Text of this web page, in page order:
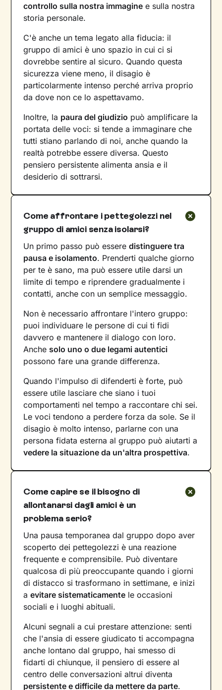
controllo sulla nostra immagine e sulla nostra
storia personale.
C'è anche un tema legato alla fiducia: il
gruppo di amici è uno spazio in cui ci si
dovrebbe sentire al sicuro. Quando questa
sicurezza viene meno, il disagio è
particolarmente intenso perché arriva proprio
da dove non ce lo aspettavamo.
Inoltre, la paura del giudizio può amplificare la
portata delle voci: si tende a immaginare che
tutti stiano parlando di noi, anche quando la
realtà potrebbe essere diversa. Questo
pensiero persistente alimenta ansia e il
desiderio di sottrarsi.
Come affrontare i pettegolezzi nel
gruppo di amici senza isolarsi?
Un primo passo può esseredistinguere tra
pausa e isolamento. Prenderti qualche giorno
per te è sano, ma può essere utile darsi un
limite di tempo e riprendere gradualmente i
contatti, anche con un semplice messaggio.
Non è necessario affrontare l'intero gruppo:
puoi individuare le persone di cui ti fidi
davvero e mantenere il dialogo con loro.
Anche solo uno o due legami autentici
possono fare una grande differenza.
Quando l'impulso di difenderti è forte, può
essere utile lasciare che siano i tuoi
comportamenti nel tempo a raccontare chi sei.
Le voci tendono a perdere forza da sole. Se il
disagio è molto intenso, parlarne con una
persona fidata esterna al gruppo può aiutarti a
vedere la situazione da un'altra prospettiva.
Come capire se il bisogno di
allontanarsi dagli amici è un
problema serio?
Una pausa temporanea dal gruppo dopo aver
scoperto dei pettegolezzi è una reazione
frequente e comprensibile. Può diventare
qualcosa di più preoccupante quando i giorni
di distacco si trasformano in settimane, e inizi
aevitare sistematicamente le occasioni
sociali e i luoghi abituali.
Alcuni segnali a cui prestare attenzione: senti
che l'ansia di essere giudicato ti accompagna
anche lontano dal gruppo, hai smesso di
fidarti di chiunque, il pensiero di essere al
centro delle conversazioni altrui diventa
persistente e difficile da mettere da parte.